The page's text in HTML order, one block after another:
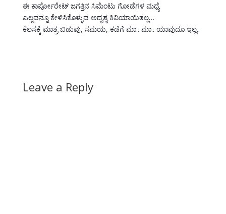
ಈ‍ ಕಾರ್ಪೋರೇಟ್ ಜಗತ್ತಿನ ಸಿಮೆಂಟು ಗೋಡೆಗಳ ಮಧ್ಯೆ
‍ಎಲ್ಲವನ್ನೂ ಕೇಳಿಸಿಕೊಳ್ಳುವ ಅದೃಶ್ಯ ಕಿವಿಯಾಯಿತಲ್ಲ…
‍ಕೆಲಸಕ್ಕೆ ಮಾತ್ರ ಬಿಡುವು, ಸಮಯ‍, ಕಡೆಗೆ ಮಾ.. ಮಾ.. ಯಾವುದೂ ಇಲ್ಲ..
Leave a Reply